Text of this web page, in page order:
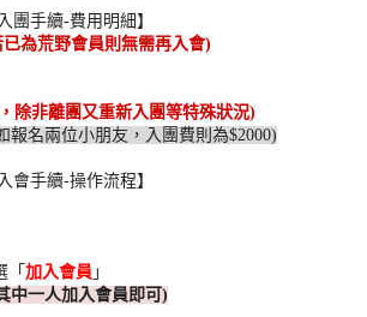
團手續-費用明細】
已為荒野會員則無需再入會)
除非離團又重新入團等特殊狀況)
報名兩位小朋友，入團費則為$2000)
會手續-操作流程】
「加 入會員 」
中一人加入會員即可 )